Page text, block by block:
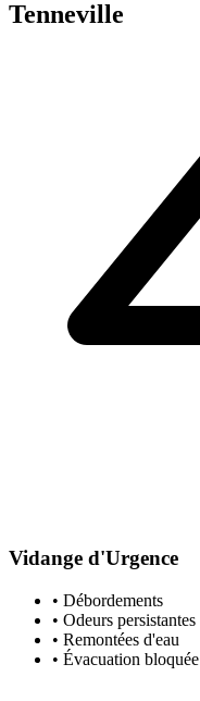
Tenneville
Vidange d'Urgence
• Débordements
• Odeurs persistantes
• Remontées d'eau
• Évacuation bloquée